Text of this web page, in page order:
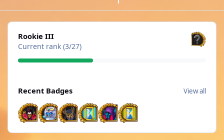
View all
Rookie III
Current rank (3/27)
Recent Badges View all